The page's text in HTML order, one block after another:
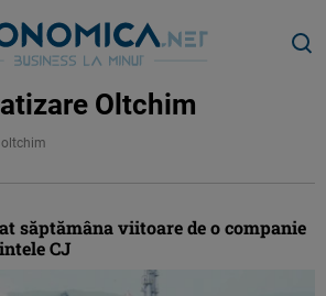
Oltchim
săptămâna viitoare de o companie
CJ